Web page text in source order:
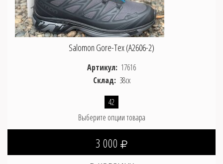
Salomon Gore-Tex (A2606-2)
Артикул: 17616
Склад: 38ск
42
Выберите опции товара
3 000